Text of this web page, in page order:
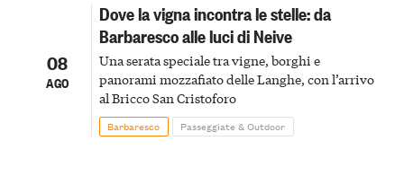
08
AGO
Dove la vigna incontra le stelle: da
Barbaresco alle luci di Neive
Una serata speciale tra vigne, borghi e
panorami mozzafiato delle Langhe, con l’arrivo
al Bricco San Cristoforo
Barbaresco Passeggiate & Outdoor